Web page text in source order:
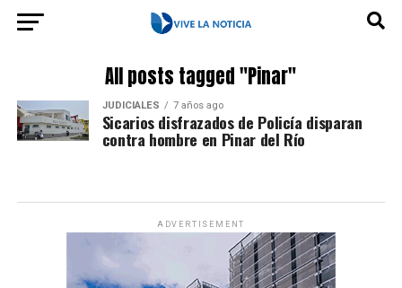
All posts tagged "Pinar"
JUDICIALES 7 años ago
Sicarios disfrazados de Policía disparan
contra hombre en Pinar del Río
ADVERTISEMENT